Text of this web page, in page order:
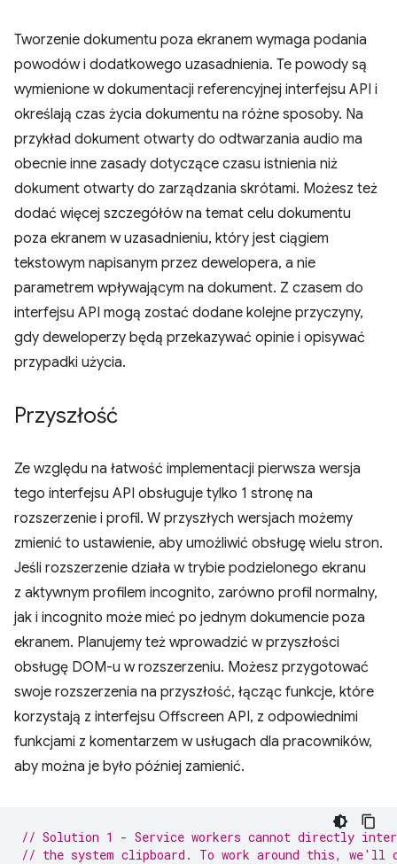
Tworzenie dokumentu poza ekranem wymaga podania
powodów i dodatkowego uzasadnienia. Te powody są
wymienione w dokumentacji referencyjnej interfejsu API i
określają czas życia dokumentu na różne sposoby. Na
przykład dokument otwarty do odtwarzania audio ma
obecnie inne zasady dotyczące czasu istnienia niż
dokument otwarty do zarządzania skrótami. Możesz też
dodać więcej szczegółów na temat celu dokumentu
poza ekranem w uzasadnieniu, który jest ciągiem
tekstowym napisanym przez dewelopera, a nie
parametrem wpływającym na dokument. Z czasem do
interfejsu API mogą zostać dodane kolejne przyczyny,
gdy deweloperzy będą przekazywać opinie i opisywać
przypadki użycia.
Przyszłość
Ze względu na łatwość implementacji pierwsza wersja
tego interfejsu API obsługuje tylko 1 stronę na
rozszerzenie i profil. W przyszłych wersjach możemy
zmienić to ustawienie, aby umożliwić obsługę wielu stron.
Jeśli rozszerzenie działa w trybie podzielonego ekranu
z aktywnym profilem incognito, zarówno profil normalny,
jak i incognito może mieć po jednym dokumencie poza
ekranem. Planujemy też wprowadzić w przyszłości
obsługę DOM-u w rozszerzeniu. Możesz przygotować
swoje rozszerzenia na przyszłość, łącząc funkcje, które
korzystają z interfejsu Offscreen API, z odpowiednimi
funkcjami z komentarzem w usługach dla pracowników,
aby można je było później zamienić.
// Solution 1 - Service workers cannot directly
// the system clipboard. To work around this, we'll